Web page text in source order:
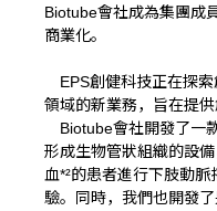
Biotube會社成為集團成
商業化。
EPS創健科技正在探索
領域的新業務，旨在提供
Biotube會社開發了一
形成生物管狀組織的設
血*²的患者進行下肢動
驗。同時，我們也開發